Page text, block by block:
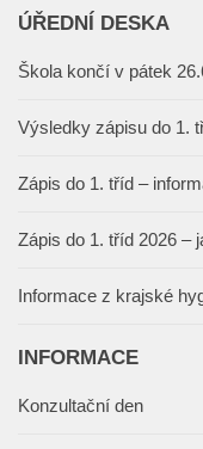
ÚŘEDNÍ DESKA
Škola končí v pátek
Výsledky zápisu do 1.
Zápis do 1. tříd –
Zápis do 1. tříd 2026 –
Informace z krajské
INFORMACE
Konzultační den